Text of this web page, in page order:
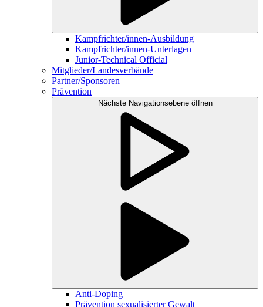
Kampfrichter/innen-Ausbildung
Kampfrichter/innen-Unterlagen
Junior-Technical Official
Mitglieder/Landesverbände
Partner/Sponsoren
Prävention
Nächste Navigationsebene öffnen
Anti-Doping
Prävention sexualisierter Gewalt